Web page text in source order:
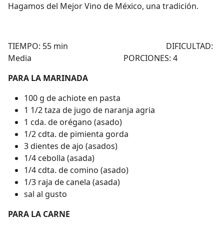
Hagamos del Mejor Vino de México, una tradición.
TIEMPO: 55 min DIFICULTAD:
Media PORCIONES: 4
PARA LA MARINADA
100 g de achiote en pasta
1 1/2 taza de jugo de naranja agria
1 cda. de orégano (asado)
1/2 cdta. de pimienta gorda
3 dientes de ajo (asados)
1/4 cebolla (asada)
1/4 cdta. de comino (asado)
1/3 raja de canela (asada)
sal al gusto
PARA LA CARNE